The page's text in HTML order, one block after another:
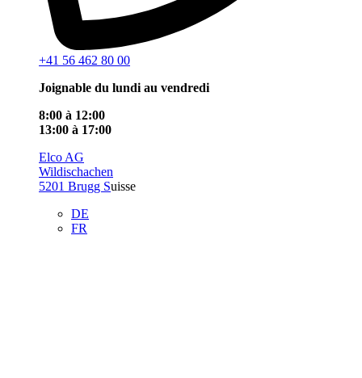
+41 56 462 80 00
Joignable du lundi au vendredi
8:00 à 12:00
13:00 à 17:00
Elco AG
Wildischachen
5201 Brugg Suisse
DE
FR